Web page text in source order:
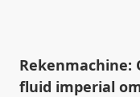
Rekenmachine:
fluid imperial